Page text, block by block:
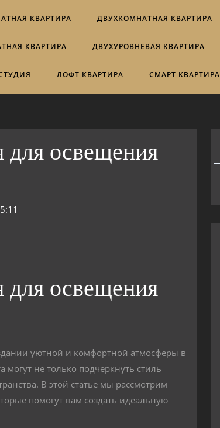
КВАРТИРА ДВУХКОМНАТНАЯ КВАРТИРА
КВАРТИРА ДВУХУРОВНЕВАЯ КВАРТИРА
ЛОФТ КВАРТИРА СМАРТ КВАРТИРА
освещения
освещения
уютной и комфортной атмосферы в
не только подчеркнуть стиль
В этой статье мы рассмотрим
помогут вам создать идеальную